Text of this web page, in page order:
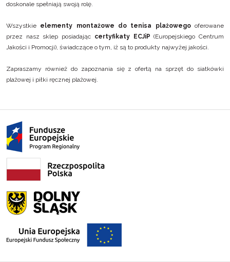
doskonale spełniają swoją rolę.
Wszystkie elementy montażowe do tenisa plażowegooferowane
przez nasz sklep posiadając certyfikaty ECJiP (Europejskiego Centrum
Jakości i Promocji), świadczące o tym, iż są to produkty najwyżej jakości.
Zapraszamy również do zapoznania się z ofertą na sprzęt do siatkówki
plażowej i piłki ręcznej plażowej.